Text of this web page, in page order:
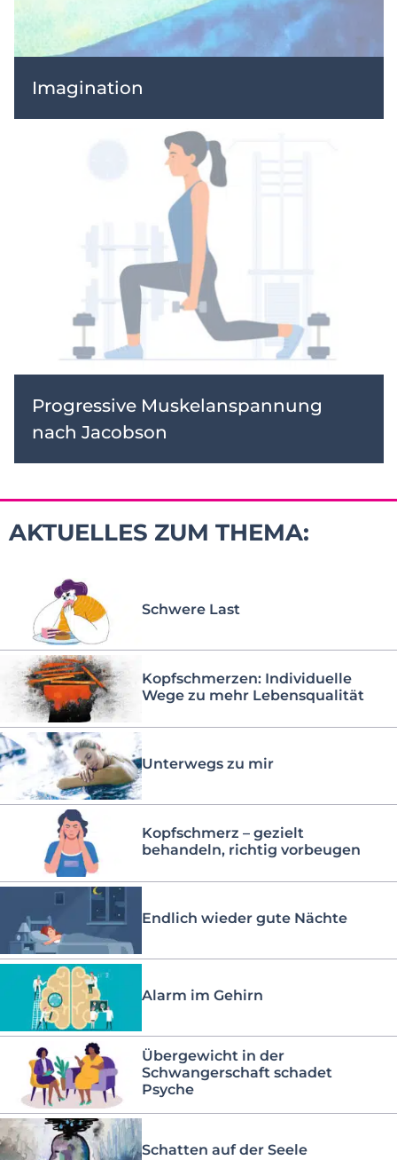
Imagination
Progressive Muskelanspannung
nach Jacobson
AKTUELLES ZUM THEMA:
Schwere Last
Kopfschmerzen: Individuelle
Wege zu mehr Lebensqualität
Unterwegs zu mir
Kopfschmerz – gezielt
behandeln, richtig vorbeugen
Endlich wieder gute Nächte
Alarm im Gehirn
Übergewicht in der
Schwangerschaft schadet
Psyche
Schatten auf der Seele